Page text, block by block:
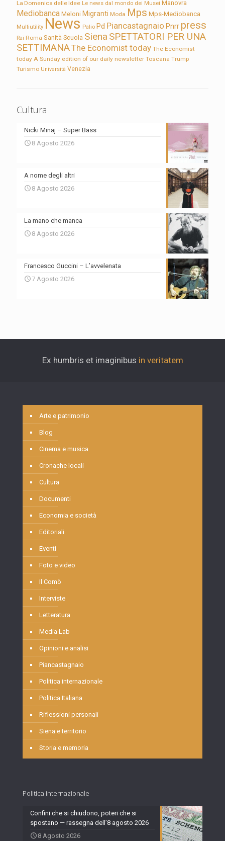
La Domenica delle Idee Le news dal mondo dei Musei Manovra
Mediobanca Meloni Migranti Moda Mps Mps-Mediobanca
Multiutility News Palio Pd Piancastagnaio Pnrr press
Rai Roma Sanità Scuola Siena SPETTATORI PER UNA
SETTIMANAThe Economist today The Economist
today A Sunday edition of our daily newsletter Toscana Trump
Turismo Università Venezia
Cultura
Nicki Minaj – Super Bass
8 Agosto 2026
A nome degli altri
8 Agosto 2026
La mano che manca
8 Agosto 2026
Francesco Guccini – L’avvelenata
7 Agosto 2026
Ex humbris et imaginibus in veritatem
Arte e patrimonio
Blog
Cinema e musica
Cronache locali
Cultura
Documenti
Economia e società
Editoriali
Eventi
Foto e video
Il Comò
Interviste
Letteratura
Media Lab
Opinioni e analisi
Piancastagnaio
Politica internazionale
Politica Italiana
Riflessioni personali
Siena e territorio
Storia e memoria
Politica internazionale
Confini che si chiudono, poteri che si
spostano — rassegna dell’8 agosto 2026
8 Agosto 2026